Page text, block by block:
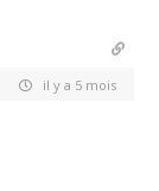
il y a 5 mois